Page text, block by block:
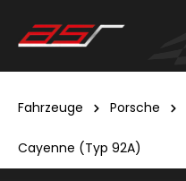
Fahrzeuge Porsche
Cayenne (Typ 92A)